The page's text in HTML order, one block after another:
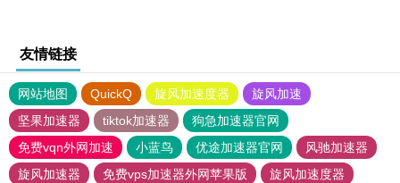
友情链接
网站地图 QuickQ 旋风加速度器
旋风加速
坚果加速器
tiktok加速器
狗急加速器官网
免费vqn外网加速
小蓝鸟 优途加速器官网
风驰加速器
旋风加速器
免费vps加速器外网苹果版
旋风加速度器